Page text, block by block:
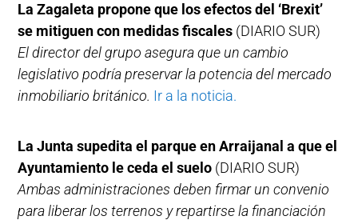
La Zagaleta propone que los efectos del ‘Brexit’
se mitiguen con medidas fiscales (DIARIO SUR)
El director del grupo asegura que un cambio
legislativo podría preservar la potencia del mercado
inmobiliario británico. Ir a la noticia.
La Junta supedita el parque en Arraijanal a que el
Ayuntamiento le ceda el suelo (DIARIO SUR)
Ambas administraciones deben firmar un convenio
para liberar los terrenos y repartirse la financiación